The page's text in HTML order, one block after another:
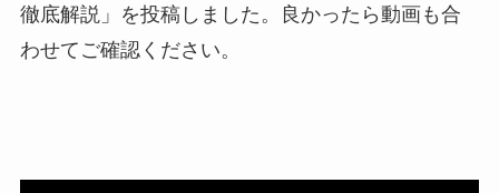
徹底解説」を投稿しました。良かったら動画も合
わせてご確認ください。